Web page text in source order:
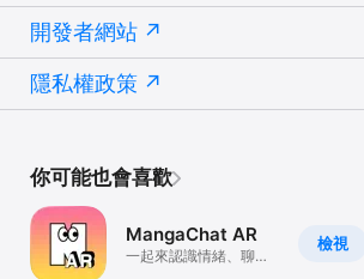
開發者網站
隱私權政策
你可能也會喜歡
檢視
MangaChat AR
一起來認識情緒、聊聊